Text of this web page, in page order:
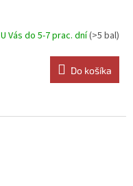
U Vás do 5-7 prac. dní(>5 bal)
Do košíka